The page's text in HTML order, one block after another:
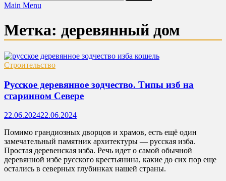
Main Menu
Метка: деревянный дом
Строительство
Русское деревянное зодчество. Типы изб на
старинном Севере
22.06.202422.06.2024
Помимо грандиозных дворцов и храмов, есть ещё один
замечательный памятник архитектуры — русская изба.
Простая деревенская изба. Речь идет о самой обычной
деревянной избе русского крестьянина, какие до сих пор еще
остались в северных глубинках нашей страны.